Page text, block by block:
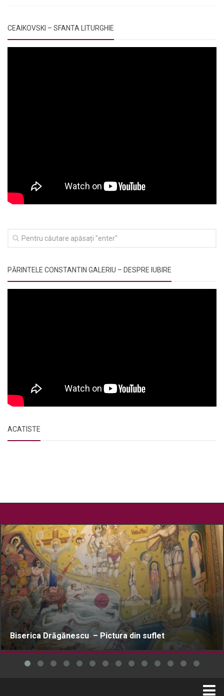
CEAIKOVSKI – SFANTA LITURGHIE
PĂRINTELE CONSTANTIN GALERIU – DESPRE IUBIRE
ACATISTE
Biserica Drăgănescu – Pictura din suflet